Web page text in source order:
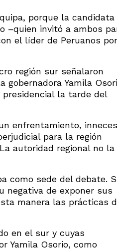
porque la candidata
–quien invitó a ambos
el líder de Peruanos
región sur señalaron
Yamila
presidencial la tarde del
enfrentamiento,
para la región
autoridad regional no la
como sede del debate.
negativa de exponer sus
manera las prácticas
en el sur y cuyas
Yamila Osorio, como